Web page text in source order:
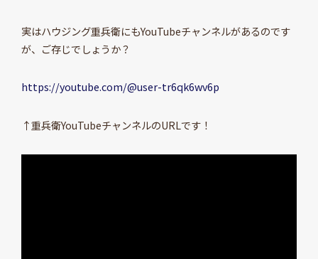
実はハウジング重兵衛にもYouTubeチャンネルがあるのです
が、ご存じでしょうか？
https://youtube.com/@user-tr6qk6wv6p
↑重兵衛YouTubeチャンネルのURLです！